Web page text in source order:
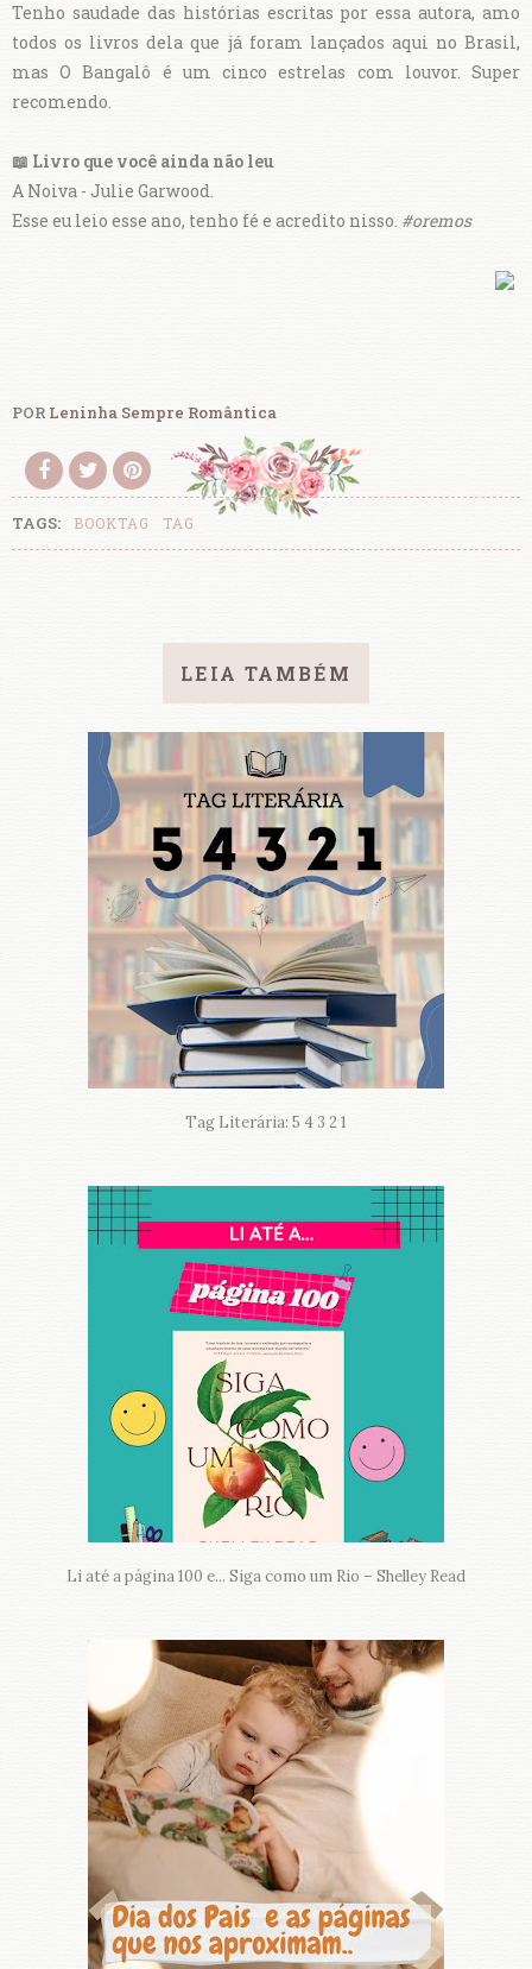
Tenho saudade das histórias escritas por essa autora, amo
todos os livros dela que já foram lançados aqui no Brasil,
mas O Bangalô é um cinco estrelas com louvor. Super
recomendo.
📖 Livro que você ainda não leu
A Noiva - Julie Garwood.
Esse eu leio esse ano, tenho fé e acredito nisso. #oremos
POR Leninha Sempre Romântica
TAGS: BOOKTAG TAG
LEIA TAMBÉM
Tag Literária: 5 4 3 2 1
Li até a página 100 e... Siga como um Rio – Shelley Read